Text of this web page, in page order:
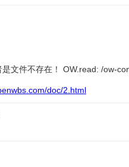
是文件不存在！ OW.read: /ow-
doc/2.html